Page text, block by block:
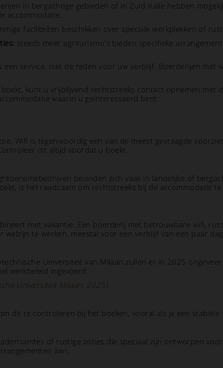
in bergachtige gebieden of in Zuid-Italië hebben
accommodatie.
faciliteiten beschikken over speciale werkplekken of
steeds meer agriturismo's bieden specifieke
een service, niet de reden voor uw verblijf. Boerderijen met
kunt u vrijblijvend rechtstreeks contact opnemen met
waarin u geïnteresseerd bent.
Wifi is tegenwoordig een van de meest gevraagde
dit altijd voordat u boekt.
bevinden zich vaak in landelijke of
is het raadzaam om rechtstreeks bij de accommodatie
met vakantie. Een boerderij met betrouwbare wifi,
te werken, meestal voor een verblijf van een paar
Universiteit van Milaan zullen er in 2025
werkbeleid ingevoerd.
Universiteit Milaan, 2025)
dit te controleren bij het boeken, vooral als je een
of rustige zones die speciaal zijn ontworpen
aan.